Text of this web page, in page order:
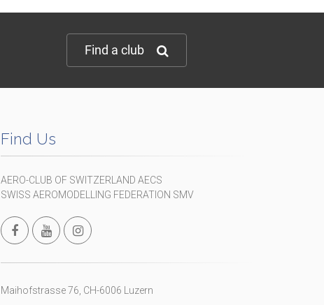
Find a club
Find Us
AERO-CLUB OF SWITZERLAND AECS
SWISS AEROMODELLING FEDERATION SMV
Maihofstrasse 76, CH-6006 Luzern